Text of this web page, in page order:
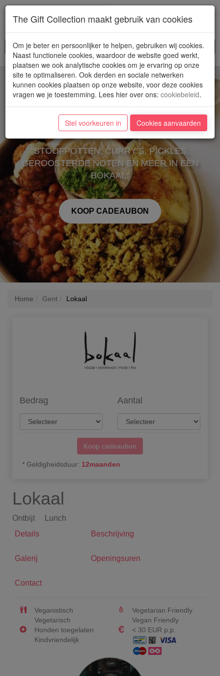
Lokaal
"STOOFPOTTEN, CURRY’S, PICKLES,
GEROOSTERDE NOTEN EN MEER IN EEN
BOKAAL"
KOOP CADEAUBON
Home Gent Lokaal
Bedrag Aantal
Koop cadeaubon
* Geldigheidsduur: 12maanden
Lokaal
Ontbijt
Lunch
Details
Beschrijving
Galerij Openingsuren
Contact
Veganistisch
Vegetarisch
Vegetarian Friendly
Vegan Friendly
Honden toegelaten
Kindvriendelijk
< 30 EUR p.p.
The Gift Collection maakt gebruik van cookies
Om je beter en persoonlijker te helpen, gebruiken wij cookies.
Naast functionele cookies, waardoor de website goed werkt,
plaatsen we ook analytische cookies om je ervaring op onze
site te optimaliseren. Ook derden en sociale netwerken
kunnen cookies plaatsen op onze website, voor deze cookies
vragen we je toestemming. Lees hier over ons: cookiebeleid.
Stel voorkeuren in Cookies aanvaarden